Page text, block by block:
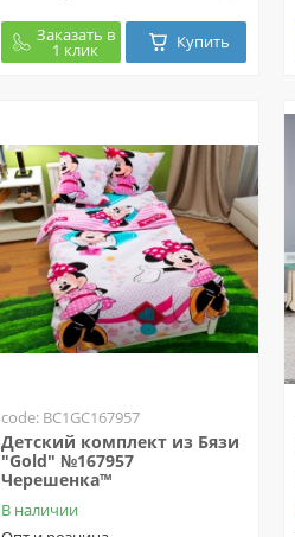
Заказать в
1 клик Купить
code: BC1GC167957
Детский комплект из Бязи
"Gold" №167957
Черешенка™
В наличии